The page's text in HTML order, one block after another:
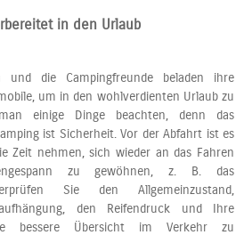
in den Urlaub
die Campingfreunde beladen ihre
um in den wohlverdienten Urlaub zu
einige Dinge beachten, denn das
ist Sicherheit. Vor der Abfahrt ist es
Zeit nehmen, sich wieder an das Fahren
zu gewöhnen, z. B. das
Sie den Allgemeinzustand,
den Reifendruck und Ihre
bessere Übersicht im Verkehr zu